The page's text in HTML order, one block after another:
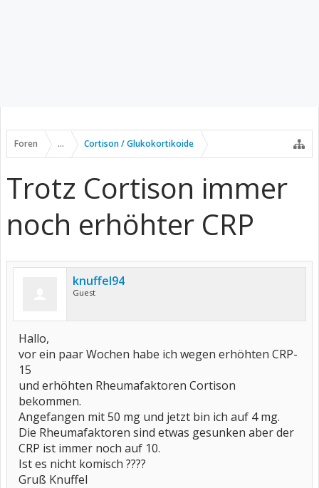
Foren ... Cortison / Glukokortikoide
Trotz Cortison immer
noch erhöhter CRP
knuffel94
Guest
Hallo,
vor ein paar Wochen habe ich wegen erhöhten CRP-
15
und erhöhten Rheumafaktoren Cortison
bekommen.
Angefangen mit 50 mg und jetzt bin ich auf 4 mg.
Die Rheumafaktoren sind etwas gesunken aber der
CRP ist immer noch auf 10.
Ist es nicht komisch ????
Gruß Knuffel